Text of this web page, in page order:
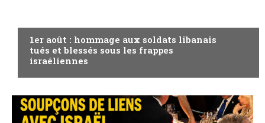
1er août : hommage aux soldats libanais
tués et blessés sous les frappes
israéliennes